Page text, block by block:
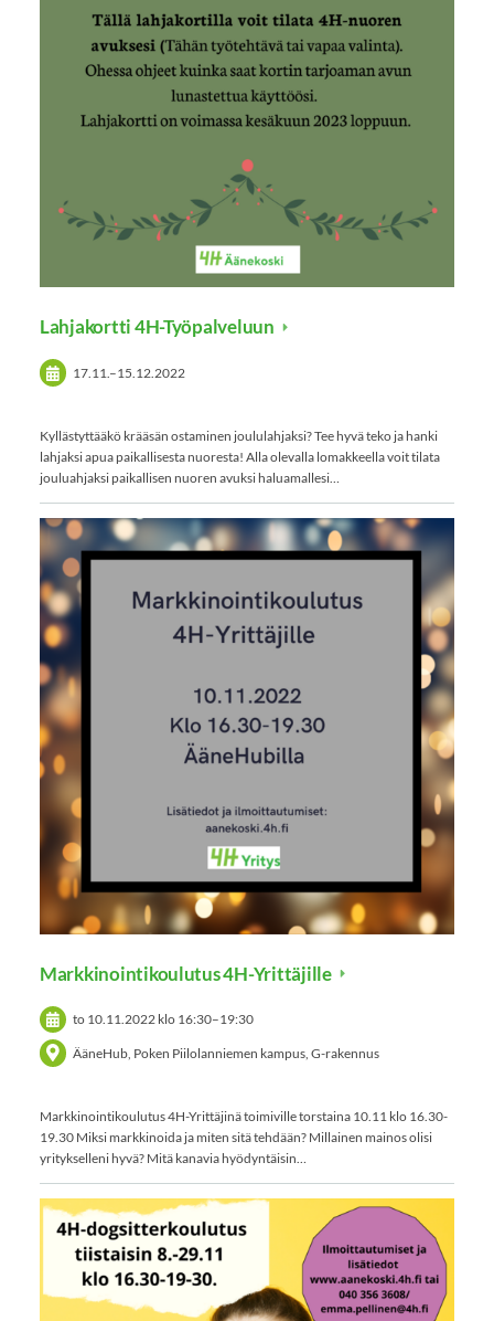
Lahjakortti 4H-Työpalveluun
17.11.–15.12.2022
Kyllästyttääkö krääsän ostaminen joululahjaksi? Tee hyvä teko ja hanki
lahjaksi apua paikallisesta nuoresta! Alla olevalla lomakkeella voit tilata
jouluahjaksi paikallisen nuoren avuksi haluamallesi…
Markkinointikoulutus 4H-Yrittäjille
to 10.11.2022 klo 16:30–19:30
ÄäneHub, Poken Piilolanniemen kampus, G-rakennus
Markkinointikoulutus 4H-Yrittäjinä toimiville torstaina 10.11 klo 16.30-
19.30 Miksi markkinoida ja miten sitä tehdään? Millainen mainos olisi
yritykselleni hyvä? Mitä kanavia hyödyntäisin…